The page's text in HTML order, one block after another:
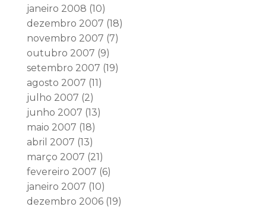
janeiro 2008 (10)
dezembro 2007 (18)
novembro 2007 (7)
outubro 2007 (9)
setembro 2007 (19)
agosto 2007 (11)
julho 2007 (2)
junho 2007 (13)
maio 2007 (18)
abril 2007 (13)
março 2007 (21)
fevereiro 2007 (6)
janeiro 2007 (10)
dezembro 2006(19)